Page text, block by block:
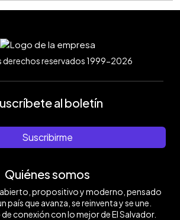
derechos reservados 1999-2026
al boletín
Suscribirme
Quiénes somos
propositivo y moderno, pensado
país que avanza, se reinventa y se une.
conexión con lo mejor de El Salvador.